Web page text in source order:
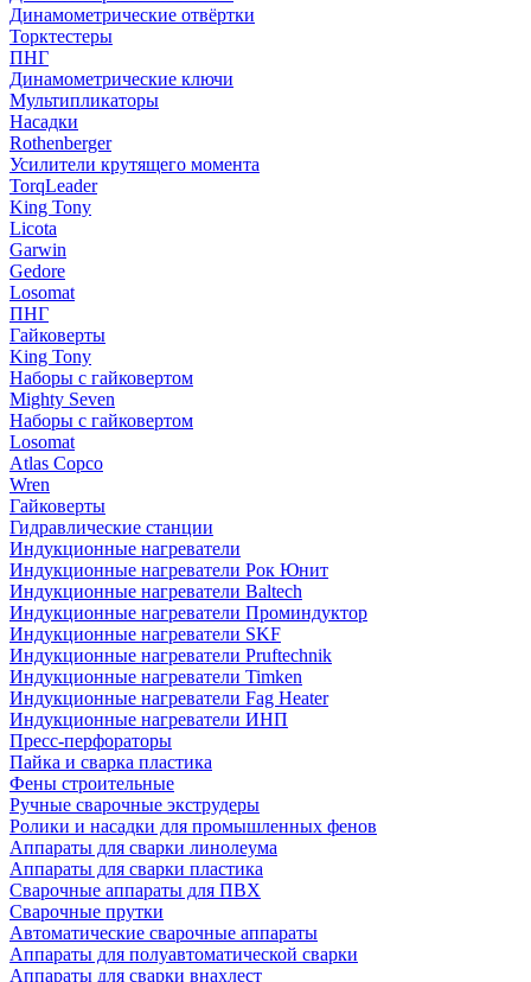
Динамометрические отвёртки
Торктестеры
ПНГ
Динамометрические ключи
Мультипликаторы
Насадки
Rothenberger
Усилители крутящего момента
TorqLeader
King Tony
Licota
Garwin
Gedore
Losomat
ПНГ
Гайковерты
King Tony
Наборы с гайковертом
Mighty Seven
Наборы с гайковертом
Losomat
Atlas Copco
Wren
Гайковерты
Гидравлические станции
Индукционные нагреватели
Индукционные нагреватели Рок Юнит
Индукционные нагреватели Baltech
Индукционные нагреватели Проминдуктор
Индукционные нагреватели SKF
Индукционные нагреватели Pruftechnik
Индукционные нагреватели Timken
Индукционные нагреватели Fag Heater
Индукционные нагреватели ИНП
Пресс-перфораторы
Пайка и сварка пластика
Фены строительные
Ручные сварочные экструдеры
Ролики и насадки для промышленных фенов
Аппараты для сварки линолеума
Аппараты для сварки пластика
Сварочные аппараты для ПВХ
Сварочные прутки
Автоматические сварочные аппараты
Аппараты для полуавтоматической сварки
Аппараты для сварки внахлест